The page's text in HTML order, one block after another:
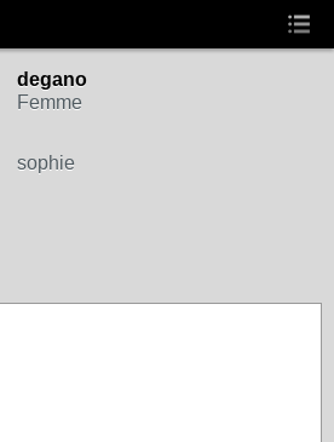
degano
Femme
sophie